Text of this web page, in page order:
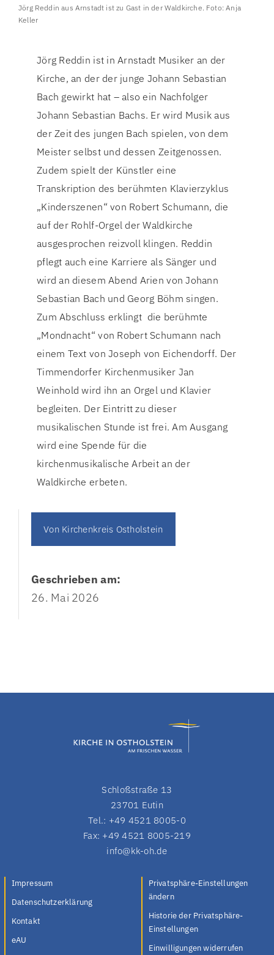
Jörg Reddin aus Arnstadt ist zu Gast in der Waldkirche. Foto: Anja
Keller
Jörg Reddin ist in Arnstadt Musiker an der
Kirche, an der der junge Johann Sebastian
Bach gewirkt hat – also ein Nachfolger
Johann Sebastian Bachs. Er wird Musik aus
der Zeit des jungen Bach spielen, von dem
Meister selbst und dessen Zeitgenossen.
Zudem spielt der Künstler eine
Transkription des berühmten Klavierzyklus
„Kinderszenen“ von Robert Schumann, die
auf der Rohlf-Orgel der Waldkirche
ausgesprochen reizvoll klingen. Reddin
pflegt auch eine Karriere als Sänger und
wird an diesem Abend Arien von Johann
Sebastian Bach und Georg Böhm singen.
Zum Abschluss erklingt die berühmte
„Mondnacht“ von Robert Schumann nach
einem Text von Joseph von Eichendorff. Der
Timmendorfer Kirchenmusiker Jan
Weinhold wird ihn an Orgel und Klavier
begleiten. Der Eintritt zu dieser
musikalischen Stunde ist frei. Am Ausgang
wird eine Spende für die
kirchenmusikalische Arbeit an der
Waldkirche erbeten.
Von Kirchenkreis Ostholstein
Geschrieben am:
26. Mai 2026
Schloßstraße 13
23701 Eutin
Tel.: +49 4521 8005-0
Fax: +49 4521 8005-219
info@kk-oh.de
Impressum
Datenschutzerklärung
Kontakt
eAU
Privatsphäre-Einstellungen
ändern
Historie der Privatsphäre-
Einstellungen
Einwilligungen widerrufen